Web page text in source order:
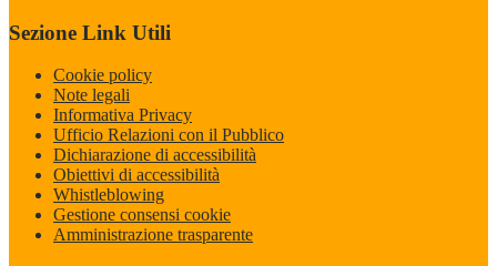
Sezione Link Utili
Cookie policy
Note legali
Informativa Privacy
Ufficio Relazioni con il Pubblico
Dichiarazione di accessibilità
Obiettivi di accessibilità
Whistleblowing
Gestione consensi cookie
Amministrazione trasparente